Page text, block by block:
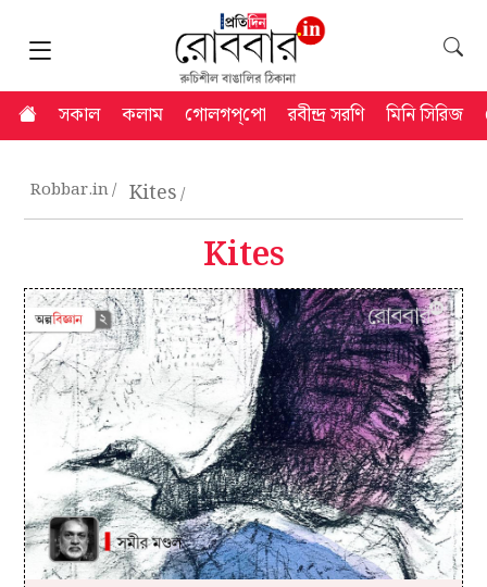
সকাল কলাম গোলগপ্‌পো রবীন্দ্র সরণি মিনি সিরিজ
Robbar.in Kites
Kites